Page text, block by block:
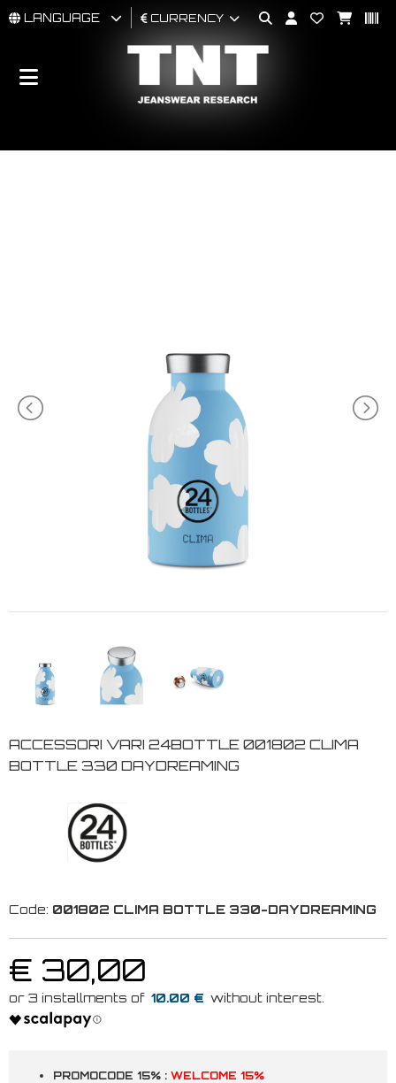
MAN
BRAND
LANGUAGE CURRENCY
ACCESSORI VARI 24BOTTLE 001802 CLIMA
BOTTLE 330 DAYDREAMING
Code: 001802 CLIMA BOTTLE 330-DAYDREAMING
€ 30,00
10.00 €
PROMOCODE 15% : WELCOME 15%